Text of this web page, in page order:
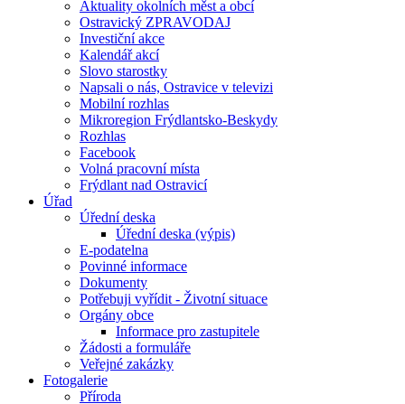
Aktuality okolních měst a obcí
Ostravický ZPRAVODAJ
Investiční akce
Kalendář akcí
Slovo starostky
Napsali o nás, Ostravice v televizi
Mobilní rozhlas
Mikroregion Frýdlantsko-Beskydy
Rozhlas
Facebook
Volná pracovní místa
Frýdlant nad Ostravicí
Úřad
Úřední deska
Úřední deska (výpis)
E-podatelna
Povinné informace
Dokumenty
Potřebuji vyřídit - Životní situace
Orgány obce
Informace pro zastupitele
Žádosti a formuláře
Veřejné zakázky
Fotogalerie
Příroda